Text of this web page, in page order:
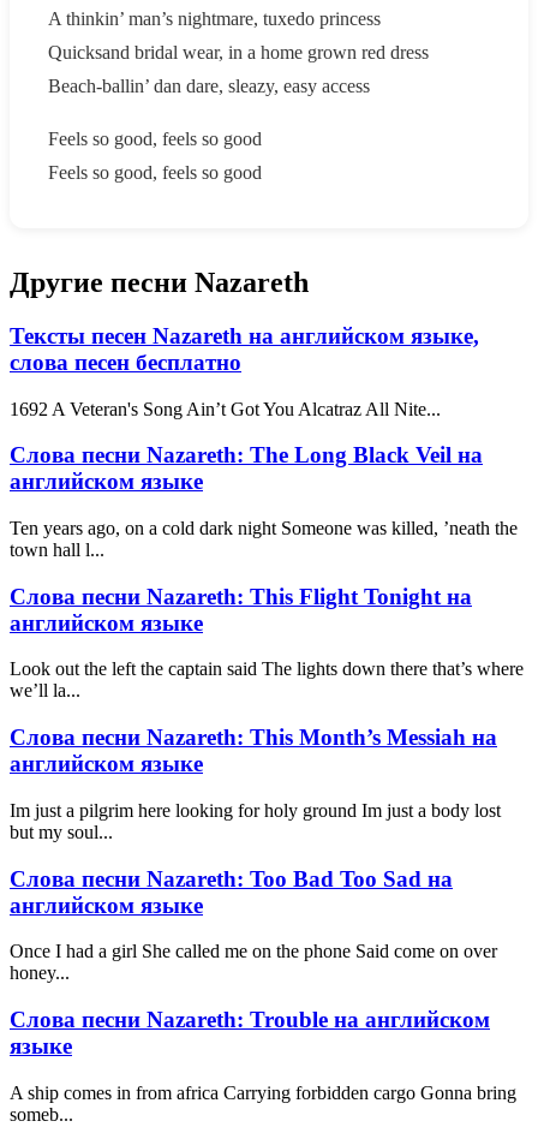
A thinkin’ man’s nightmare, tuxedo princess
Quicksand bridal wear, in a home grown red dress
Beach-ballin’ dan dare, sleazy, easy access
Feels so good, feels so good
Feels so good, feels so good
Другие песни Nazareth
Тексты песен Nazareth на английском языке,
слова песен бесплатно
1692 A Veteran's Song Ain’t Got You Alcatraz All Nite...
Слова песни Nazareth: The Long Black Veil на
английском языке
Ten years ago, on a cold dark night Someone was killed, ’neath the
town hall l...
Слова песни Nazareth: This Flight Tonight на
английском языке
Look out the left the captain said The lights down there that’s where
we’ll la...
Слова песни Nazareth: This Month’s Messiah на
английском языке
Im just a pilgrim here looking for holy ground Im just a body lost
but my soul...
Слова песни Nazareth: Too Bad Too Sad на
английском языке
Once I had a girl She called me on the phone Said come on over
honey...
Слова песни Nazareth: Trouble на английском
языке
A ship comes in from africa Carrying forbidden cargo Gonna bring
someb...